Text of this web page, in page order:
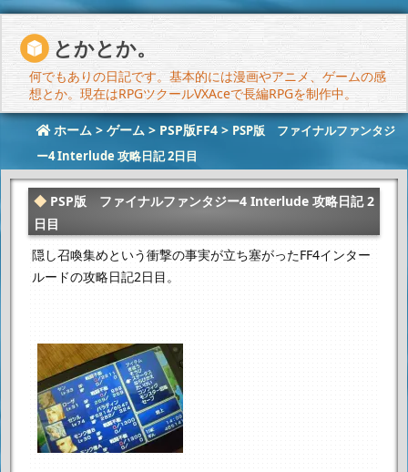
とかとか。
何でもありの日記です。基本的には漫画やアニメ、ゲームの感
想とか。現在はRPGツクールVXAceで長編RPGを制作中。
ホーム > ゲーム > PSP版FF4 > PSP版 ファイナルファンタジ
ー4 Interlude 攻略日記 2日目
PSP版 ファイナルファンタジー4 Interlude 攻略日記 2
日目
隠し召喚集めという衝撃の事実が立ち塞がったFF4インター
ルードの攻略日記2日目。